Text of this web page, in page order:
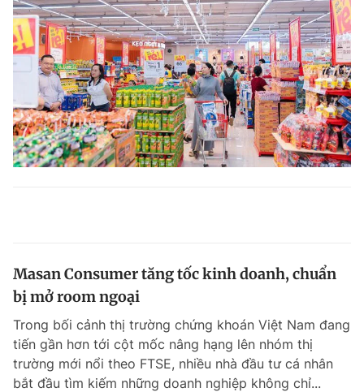
Masan Consumer tăng tốc kinh doanh, chuẩn
bị mở room ngoại
Trong bối cảnh thị trường chứng khoán Việt Nam đang
tiến gần hơn tới cột mốc nâng hạng lên nhóm thị
trường mới nổi theo FTSE, nhiều nhà đầu tư cá nhân
bắt đầu tìm kiếm những doanh nghiệp không chỉ...